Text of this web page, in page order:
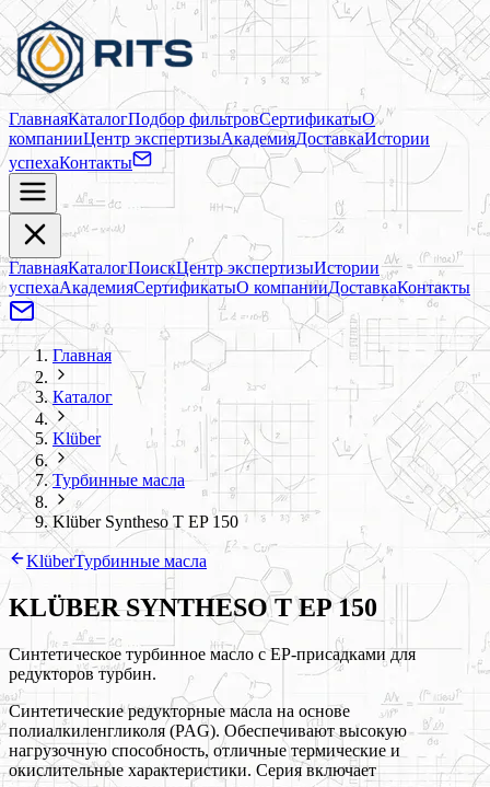
ГлавнаяКаталогПодбор фильтровСертификатыО
компанииЦентр экспертизыАкадемияДоставкаИстории
успехаКонтакты
ГлавнаяКаталогПоискЦентр экспертизыИстории
успехаАкадемияСертификатыО компанииДоставкаКонтакты
Главная
Каталог
Klüber
Турбинные масла
Klüber Syntheso T EP 150
KlüberТурбинные масла
KLÜBER SYNTHESO T EP 150
Синтетическое турбинное масло с EP-присадками для
редукторов турбин.
Синтетические редукторные масла на основе
полиалкиленгликоля (PAG). Обеспечивают высокую
нагрузочную способность, отличные термические и
окислительные характеристики. Серия включает